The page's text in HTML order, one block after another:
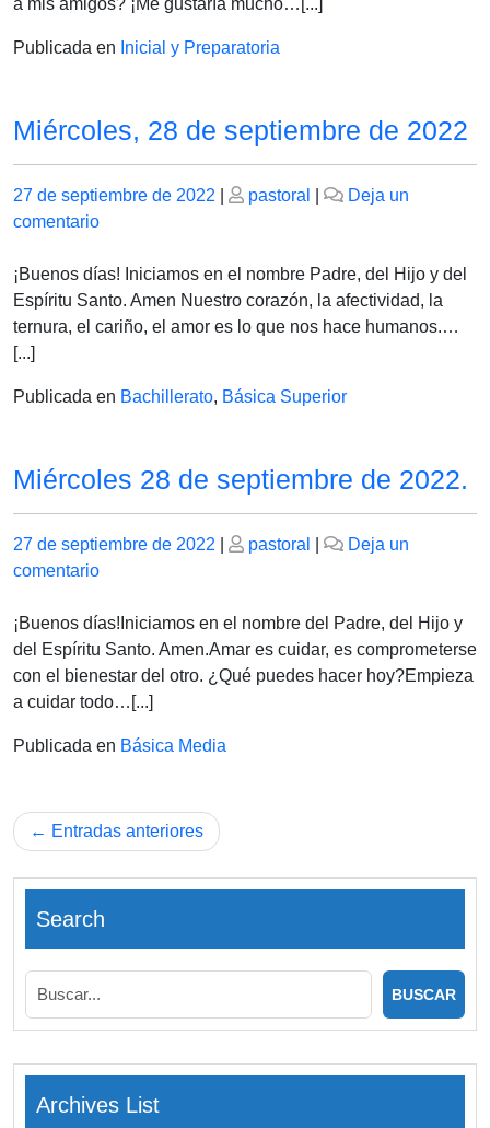
a mis amigos? ¡Me gustaría mucho…[...]
Publicada en Inicial y Preparatoria
Miércoles, 28 de septiembre de 2022
Publicado
el
27 de septiembre de 2022
Publicado
pastoral
Deja un
comentarioen
28
de
septiembre
¡Buenos días! Iniciamos en el nombre Padre, del Hijo y del
Espíritu Santo. Amen Nuestro corazón, la afectividad, la
ternura, el cariño, el amor es lo que nos hace humanos.…
[...]
Publicada en Bachillerato, Básica Superior
Miércoles 28 de septiembre de 2022.
Publicado
el
27 de septiembre de 2022
Publicado
pastoral
Deja un
comentarioen
28
de
septiembre
de
¡Buenos días!Iniciamos en el nombre del Padre, del Hijo y
del Espíritu Santo. Amen.Amar es cuidar, es comprometerse
con el bienestar del otro. ¿Qué puedes hacer hoy?Empieza
a cuidar todo…[...]
Publicada en Básica Media
Navegación
de
entradas
Entradas anteriores
Search
Archives List